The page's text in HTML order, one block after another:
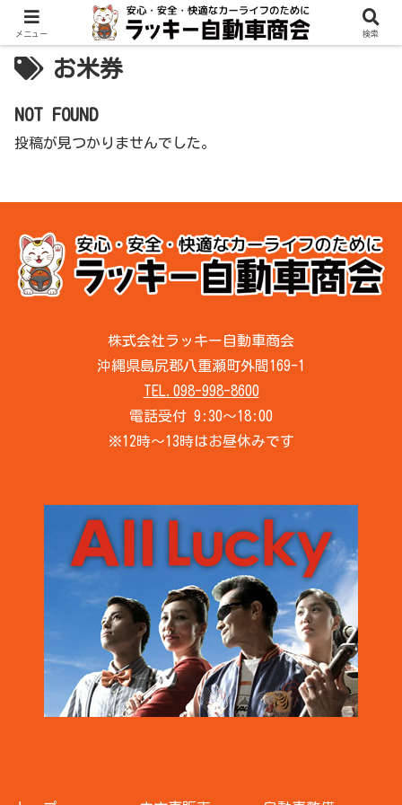
お米券
NOT FOUND
投稿が見つかりませんでした。
株式会社ラッキー自動車商会
沖縄県島尻郡八重瀬町外間169-1
TEL.098-998-8600
電話受付 9:30～18:00
※12時～13時はお昼休みです
メニュー 検索